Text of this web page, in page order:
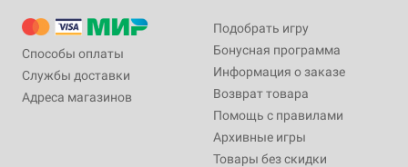
Способы оплаты
Службы доставки
Адреса магазинов
Подобрать игру
Бонусная программа
Информация о заказе
Возврат товара
Помощь с правилами
Архивные игры
Товары без скидки